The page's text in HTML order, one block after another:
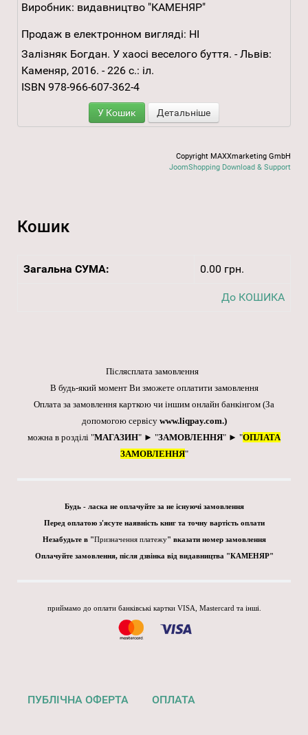
Виробник: видавництво "КАМЕНЯР"
Продаж в електронном вигляді: НІ
Залізняк Богдан. У хаосі веселого буття. - Львів:
Каменяр, 2016. - 226 с.: іл.
ISBN 978-966-607-362-4
У Кошик Детальніше
Copyright MAXXmarketing GmbH
JoomShopping Download & Support
Кошик
Загальна СУМА: 0.00 грн.
До КОШИКА
Післясплата замовлення
В будь-який момент Ви зможете оплатити замовлення
Оплата за замовлення карткою чи іншим онлайн банкінгом (За
допомогою сервісу www.liqpay.com.)
можна в розділі "МАГАЗИН" ► "ЗАМОВЛЕННЯ" ► "ОПЛАТА
ЗАМОВЛЕННЯ"
Будь - ласка не оплачуйте за не існуючі замовлення
Перед оплатою з'ясуте наявність книг та точну вартість оплати
Незабудьте в "Призначення платежу" вказати номер замовлення
Оплачуйте замовлення, після дзвінка від видавництва "КАМЕНЯР"
приймамо до оплати банківські картки VISA, Mastercard та інші.
ПУБЛІЧНА ОФЕРТА ОПЛАТА